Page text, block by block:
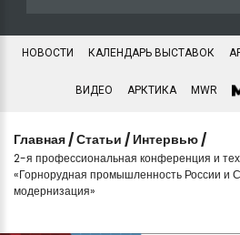
НОВОСТИ КАЛЕНДАРЬ ВЫСТАВОК
ВИДЕО АРКТИКА MWR
Главная /Статьи / Интервью /
2-я профессиональная конференция и
«Горнорудная промышленность России и
модернизация»